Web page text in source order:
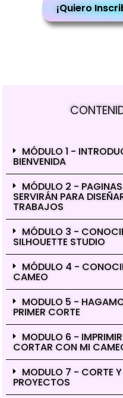
¡Quiero
MÓDULO 1 -
BIENVENIDA
MÓDULO 2 - PAGINAS
SERVIRÁN PARA
TRABAJOS
MÓDULO 3 -
SILHOUETTE STUDIO
MÓDULO 4 -
CAMEO
MODULO 5 -
PRIMER CORTE
MODULO 6 -
CORTAR CON MI
MODULO 7 - CORTE
PROYECTOS